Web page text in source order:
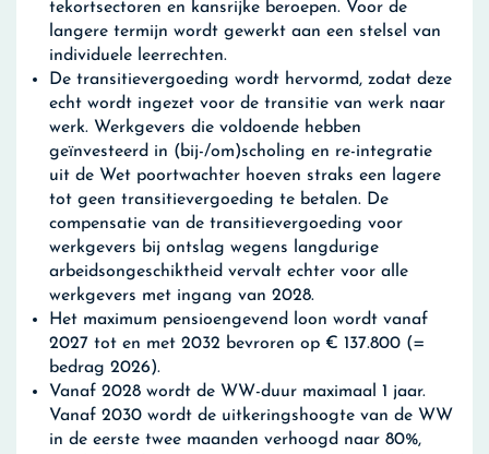
tekortsectoren en kansrijke beroepen. Voor de
langere termijn wordt gewerkt aan een stelsel van
individuele leerrechten.
De transitievergoeding wordt hervormd, zodat deze
echt wordt ingezet voor de transitie van werk naar
werk. Werkgevers die voldoende hebben
geïnvesteerd in (bij-/om)scholing en re-integratie
uit de Wet poortwachter hoeven straks een lagere
tot geen transitievergoeding te betalen. De
compensatie van de transitievergoeding voor
werkgevers bij ontslag wegens langdurige
arbeidsongeschiktheid vervalt echter voor alle
werkgevers met ingang van 2028.
Het maximum pensioengevend loon wordt vanaf
2027 tot en met 2032 bevroren op € 137.800 (=
bedrag 2026).
Vanaf 2028 wordt de WW-duur maximaal 1 jaar.
Vanaf 2030 wordt de uitkeringshoogte van de WW
in de eerste twee maanden verhoogd naar 80%,